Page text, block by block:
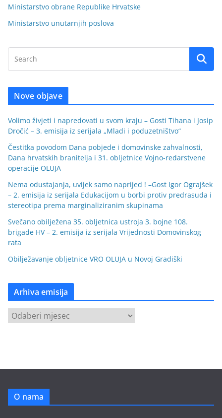
Ministarstvo obrane Republike Hrvatske
Ministarstvo unutarnjih poslova
Nove objave
Volimo živjeti i napredovati u svom kraju – Gosti Tihana i Josip
Dročić – 3. emisija iz serijala „Mladi i poduzetništvo“
Čestitka povodom Dana pobjede i domovinske zahvalnosti,
Dana hrvatskih branitelja i 31. obljetnice Vojno-redarstvene
operacije OLUJA
Nema odustajanja, uvijek samo naprijed ! –Gost Igor Ograjšek
– 2. emisija iz serijala Edukacijom u borbi protiv predrasuda i
stereotipa prema marginaliziranim skupinama
Svečano obilježena 35. obljetnica ustroja 3. bojne 108.
brigade HV – 2. emisija iz serijala Vrijednosti Domovinskog
rata
Obilježavanje obljetnice VRO OLUJA u Novoj Gradiški
Arhiva emisija
r
e
O nama